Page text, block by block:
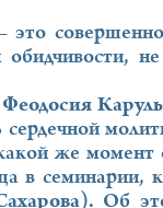
это
обидчивости,
сердечной
же момент
в
. Об